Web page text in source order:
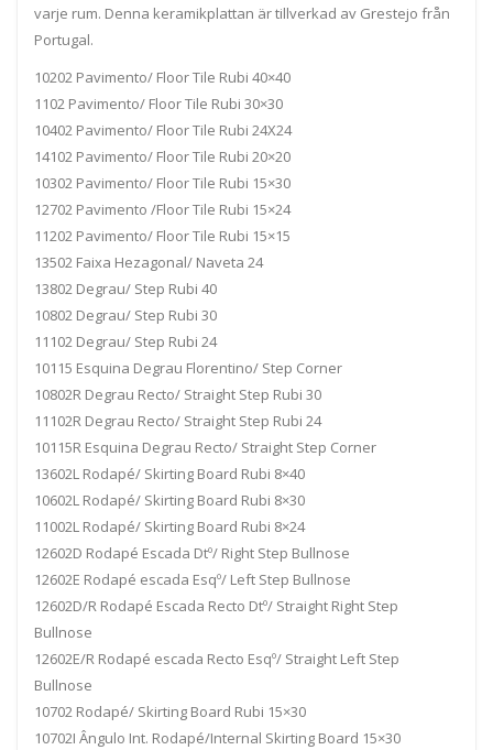
varje rum. Denna keramikplattan är tillverkad av Grestejo från
Portugal.
10202 Pavimento/ Floor Tile Rubi 40×40
1102 Pavimento/ Floor Tile Rubi 30×30
10402 Pavimento/ Floor Tile Rubi 24X24
14102 Pavimento/ Floor Tile Rubi 20×20
10302 Pavimento/ Floor Tile Rubi 15×30
12702 Pavimento /Floor Tile Rubi 15×24
11202 Pavimento/ Floor Tile Rubi 15×15
13502 Faixa Hezagonal/ Naveta 24
13802 Degrau/ Step Rubi 40
10802 Degrau/ Step Rubi 30
11102 Degrau/ Step Rubi 24
10115 Esquina Degrau Florentino/ Step Corner
10802R Degrau Recto/ Straight Step Rubi 30
11102R Degrau Recto/ Straight Step Rubi 24
10115R Esquina Degrau Recto/ Straight Step Corner
13602L Rodapé/ Skirting Board Rubi 8×40
10602L Rodapé/ Skirting Board Rubi 8×30
11002L Rodapé/ Skirting Board Rubi 8×24
12602D Rodapé Escada Dtº/ Right Step Bullnose
12602E Rodapé escada Esqº/ Left Step Bullnose
12602D/R Rodapé Escada Recto Dtº/ Straight Right Step
Bullnose
12602E/R Rodapé escada Recto Esqº/ Straight Left Step
Bullnose
10702 Rodapé/ Skirting Board Rubi 15×30
10702I Ângulo Int. Rodapé/Internal Skirting Board 15×30